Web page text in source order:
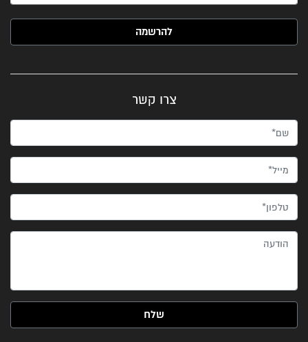
האימייל שלך (חובה)
צרו קשר